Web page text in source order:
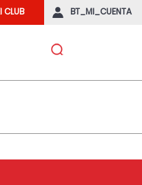
CLUB BT_MI_CUENTA